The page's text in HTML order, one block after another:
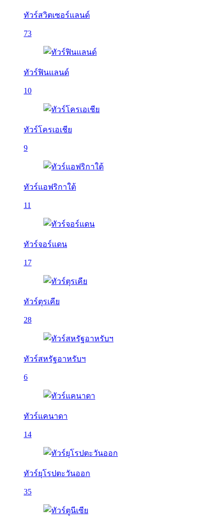
ทัวร์สวิตเซอร์แลนด์
73
ทัวร์ฟินแลนด์
10
ทัวร์โครเอเชีย
9
ทัวร์แอฟริกาใต้
11
ทัวร์จอร์แดน
17
ทัวร์ตุรเคีย
28
ทัวร์สหรัฐอาหรับฯ
6
ทัวร์แคนาดา
14
ทัวร์ยุโรปตะวันออก
35